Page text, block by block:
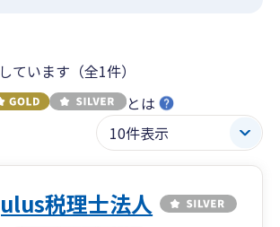
ています（全1件）
とは
税理士法人